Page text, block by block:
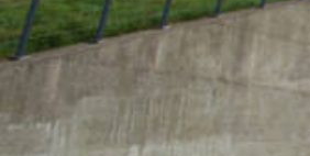
Over Sneek
Uitgelicht
Praktische informatie
Toeristische informatie